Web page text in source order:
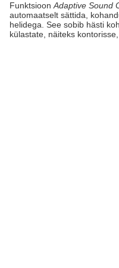
Funktsioon Adaptive Sound
automaatselt sättida,
helidega. See sobib hästi
külastate, näiteks